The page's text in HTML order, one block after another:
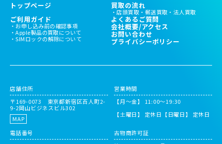
トップページ 買取の流れ
店頭買取 郵送買取 法人買取
ご利用ガイド
お申し込み前の確認事項
Apple製品の買取について
SIMロックの解除について
よくあるご質問
会社概要/アクセス
お問い合わせ
プライバシーポリシー
店舗住所
〒169-0073 東京都新宿区百人町2-
9-2岡山ビジネスビル302
MAP
営業時間
【月～金】 11:00〜19:30
【土曜日】 定休日 【日曜日】 定休日
電話番号
古物商許可証